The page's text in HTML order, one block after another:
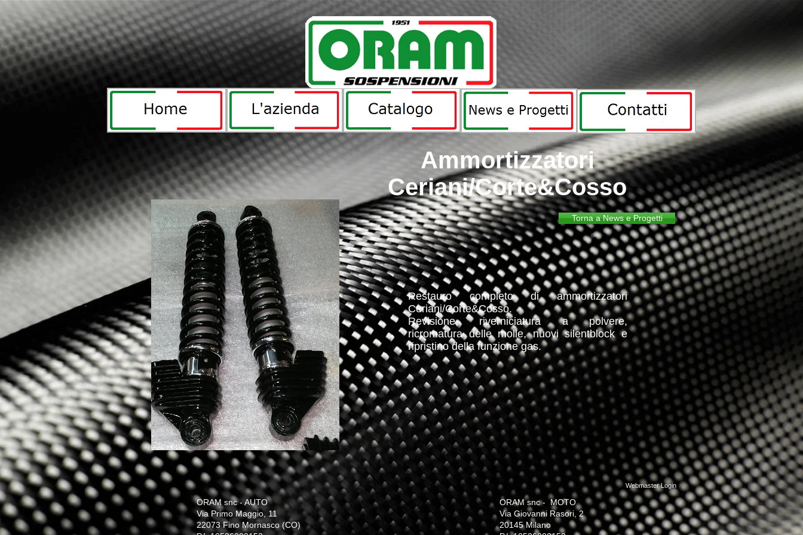
Ammortizzatori
Ceriani/Corte&Cosso
Torna a News e Progetti
Restauro completo di ammortizzatori
Ceriani/Corte&Cosso.
Revisione, riverniciatura a polvere,
ricromatura delle molle, nuovi silentblock e
ripristino della funzione gas.
Webmaster Login
ORAM snc - AUTO
Via Primo Maggio, 11
22073 Fino Mornasco (CO)
ORAM snc - MOTO
Via Giovanni Rasori, 2
20145 Milano